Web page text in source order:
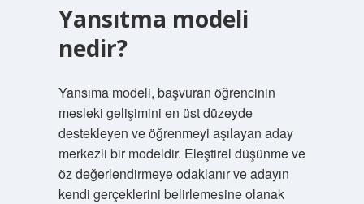
Yansıtma modeli
nedir?
Yansıma modeli, başvuran öğrencinin
mesleki gelişimini en üst düzeyde
destekleyen ve öğrenmeyi aşılayan aday
merkezli bir modeldir. Eleştirel düşünme ve
öz değerlendirmeye odaklanır ve adayın
kendi gerçeklerini belirlemesine olanak